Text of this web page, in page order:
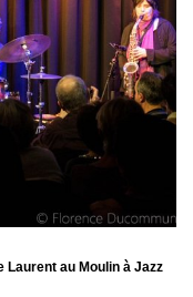
Laurent au Moulin à Jazz